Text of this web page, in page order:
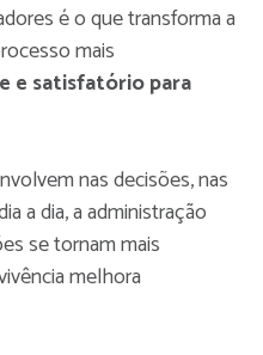
é o que transforma a
mais
e satisfatório para
nas decisões, nas
a dia, a administração
se tornam mais
melhora